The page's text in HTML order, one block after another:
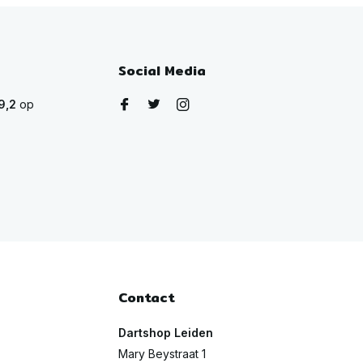
op
Social Media
Contact
Dartshop Leiden
Mary Beystraat 1